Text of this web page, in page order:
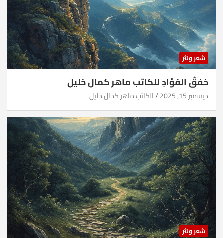
شعر ونثر
خفقُ الفؤادِ للكاتب ماهر كمال خليل
ديسمبر 15, 2025 الكاتب ماهر كمال خليل
شعر ونثر